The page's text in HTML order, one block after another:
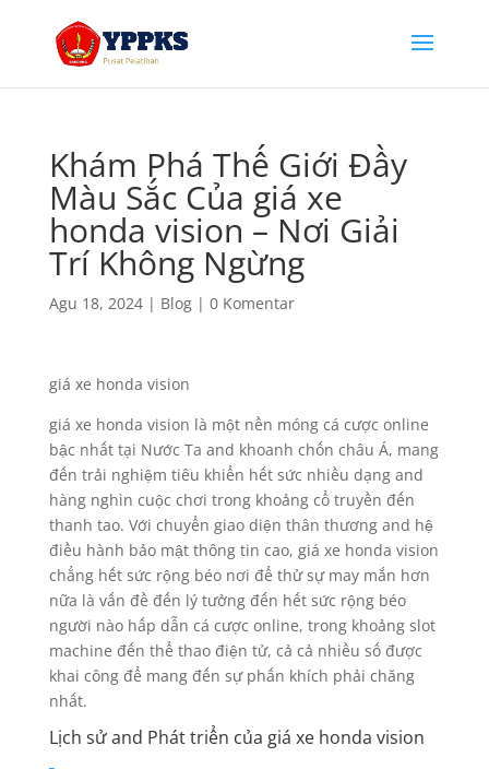
Khám Phá Thế Giới Đầy
Màu Sắc Của giá xe
honda vision – Nơi Giải
Trí Không Ngừng
Agu 18, 2024| Blog| 0 Komentar
giá xe honda vision
giá xe honda vision là một nền móng cá cược online
bậc nhất tại Nước Ta and khoanh chốn châu Á, mang
đến trải nghiệm tiêu khiển hết sức nhiều dạng and
hàng nghìn cuộc chơi trong khoảng cổ truyền đến
thanh tao. Với chuyển giao diện thân thương and hệ
điều hành bảo mật thông tin cao, giá xe honda vision
chẳng hết sức rộng béo nơi để thử sự may mắn hơn
nữa là vấn đề đến lý tưởng đến hết sức rộng béo
người nào hấp dẫn cá cược online, trong khoảng slot
machine đến thể thao điện tử, cả cả nhiều số được
khai công để mang đến sự phấn khích phải chăng
nhất.
Lịch sử and Phát triển của giá xe honda vision